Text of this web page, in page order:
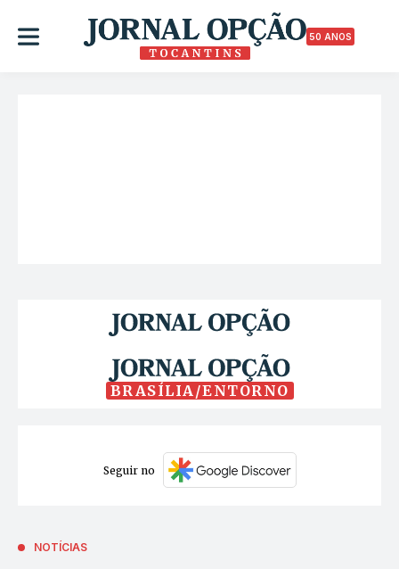
50 ANOS
BRASÍLIA/ENTORNO
Seguir no
NOTÍCIAS